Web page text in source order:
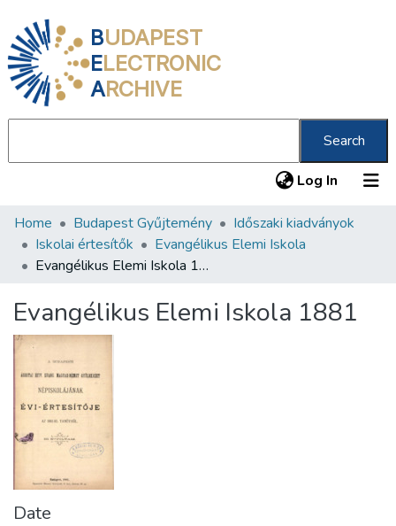
BUDAPEST
ELECTRONIC
ARCHIVE
Search
Log In (current)
Communities & Collections
All of DSpace
About us
Home Budapest Gyűjtemény
Időszaki kiadványok
Iskolai értesítők
Evangélikus Elemi Iskola
Evangélikus Elemi Iskola 1881
Evangélikus Elemi Iskola 1881
Date